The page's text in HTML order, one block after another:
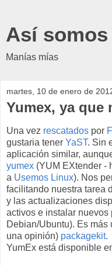
Así
Manías mías
martes, 10 de enero de
Yumex, ya que
Una vez rescatados por
gustaria tener YaST. Sin
aplicación similar,
yumex (YUM EXtender -
a Usemos Linux). Nos
facilitando nuestra tarea
y las actualizaciones
activos e instalar
Debian/Ubuntu). Es
una opinión) packagekit.
YumEx está disponible